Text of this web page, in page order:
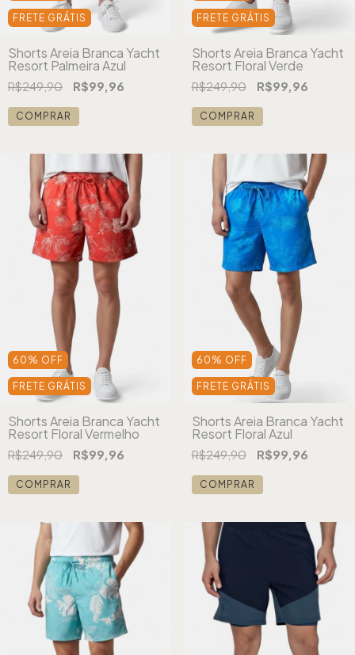
FRETE GRÁTIS
Shorts Areia Branca Yacht
Resort Palmeira Azul
R$249,90 R$99,96
COMPRAR
FRETE GRÁTIS
Shorts Areia Branca Yacht
Resort Floral Verde
R$249,90 R$99,96
COMPRAR
60 % OFF
FRETE GRÁTIS
Shorts Areia Branca Yacht
Resort Floral Vermelho
R$249,90 R$99,96
COMPRAR
60 % OFF
FRETE GRÁTIS
Shorts Areia Branca Yacht
Resort Floral Azul
R$249,90 R$99,96
COMPRAR